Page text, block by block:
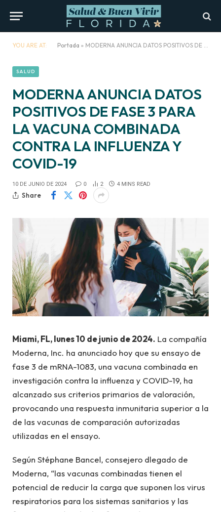
YOU ARE AT: Portada » MODERNA ANUNCIA DATOS POSITIVOS DE FASE 3 PARA LA VACUNA COMBINADA CONTRA LA INFLUENZA Y COVID-19
SALUD
MODERNA ANUNCIA DATOS
POSITIVOS DE FASE 3 PARA
LA VACUNA COMBINADA
CONTRA LA INFLUENZA Y
COVID-19
10 DE JUNIO DE 2024 0 2 4 MINS READ
Share
Miami, FL, lunes 10 de junio de 2024. La compañía
Moderna, Inc. ha anunciado hoy que su ensayo de
fase 3 de mRNA-1083, una vacuna combinada en
investigación contra la influenza y COVID-19, ha
alcanzado sus criterios primarios de valoración,
provocando una respuesta inmunitaria superior a la
de las vacunas de comparación autorizadas
utilizadas en el ensayo.
Según Stéphane Bancel, consejero dlegado de
Moderna, “las vacunas combinadas tienen el
potencial de reducir la carga que suponen los virus
respiratorios para los sistemas sanitarios y las